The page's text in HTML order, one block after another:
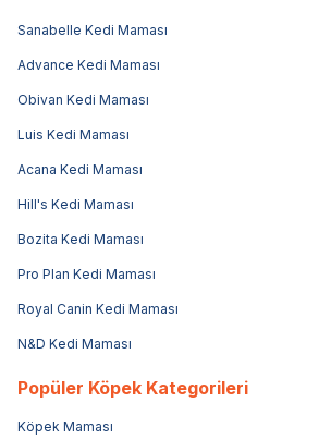
Sanabelle Kedi Maması
Advance Kedi Maması
Obivan Kedi Maması
Luis Kedi Maması
Acana Kedi Maması
Hill's Kedi Maması
Bozita Kedi Maması
Pro Plan Kedi Maması
Royal Canin Kedi Maması
N&D Kedi Maması
Popüler Köpek Kategorileri
Köpek Maması